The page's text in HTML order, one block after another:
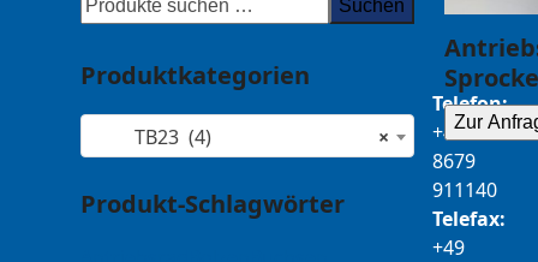
Zur
Suchen
Produktkategorien
×
TB23 (4)
Produkt-Schlagwörter
Telefon:
+49
8679
911140
Telefax:
+49